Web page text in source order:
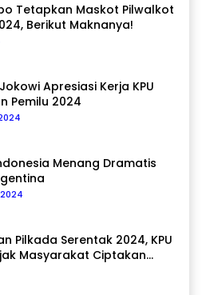
Tetapkan Maskot Pilwalkot
Berikut Maknanya!
Apresiasi Kerja KPU
Pemilu 2024
Menang Dramatis
Pilkada Serentak 2024, KPU
Masyarakat Ciptakan